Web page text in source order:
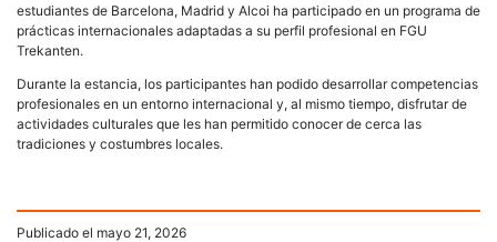
estudiantes de Barcelona, Madrid y Alcoi ha participado en un programa de
prácticas internacionales adaptadas a su perfil profesional en FGU
Trekanten.
Durante la estancia, los participantes han podido desarrollar competencias
profesionales en un entorno internacional y, al mismo tiempo, disfrutar de
actividades culturales que les han permitido conocer de cerca las
tradiciones y costumbres locales.
Publicado el mayo 21, 2026